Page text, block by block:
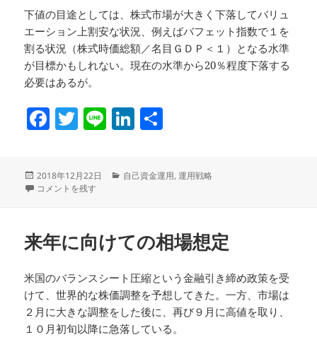
下値の目途としては、株式市場が大きく下落してバリュ
エーション上割安な状況、例えばバフェット指数で１を
割る状況（株式時価総額／名目ＧＤＰ＜１）となる水準
が目標かもしれない。現在の水準から20％程度下落する
必要はあるが。
F
c
e
o
o
k
T
itt
er
Li Li
k
e
n
投
稿
2018年12月22日
カ
自己資金運用,運用戦略
ＦＯＭＣとその後の市場動向 に
コメントを残す
来年に向けての相場想定
米国のバランスシート圧縮という金融引き締め政策を受
けて、世界的な株価調整を予想してきた。一方、市場は
２月に大きな調整をした後に、再び９月に高値を取り、
１０月初旬以降に急落している。